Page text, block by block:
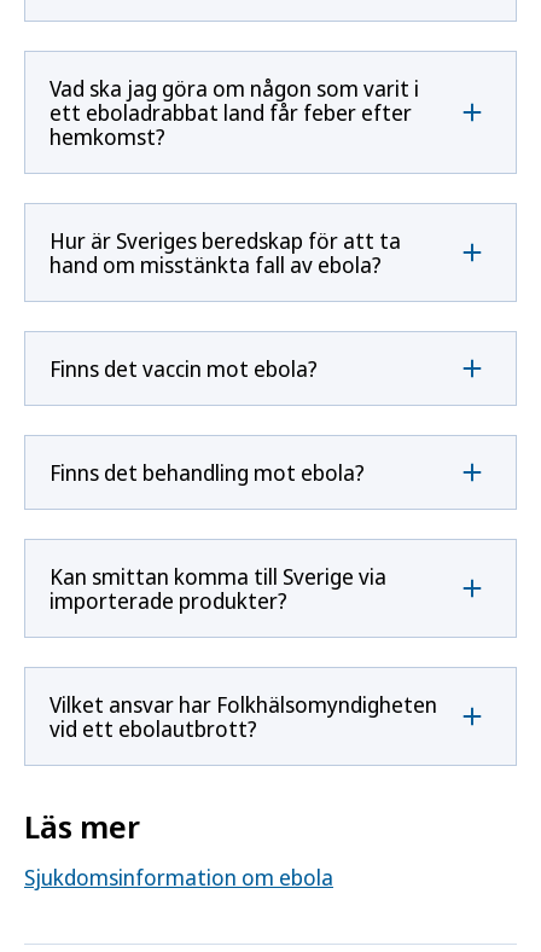
Vad ska jag göra om någon som varit i
ett eboladrabbat land får feber efter
hemkomst?
Hur är Sveriges beredskap för att ta
hand om misstänkta fall av ebola?
Finns det vaccin mot ebola?
Finns det behandling mot ebola?
Kan smittan komma till Sverige via
importerade produkter?
Vilket ansvar har Folkhälsomyndigheten
vid ett ebolautbrott?
Läs mer
Sjukdomsinformation om ebola